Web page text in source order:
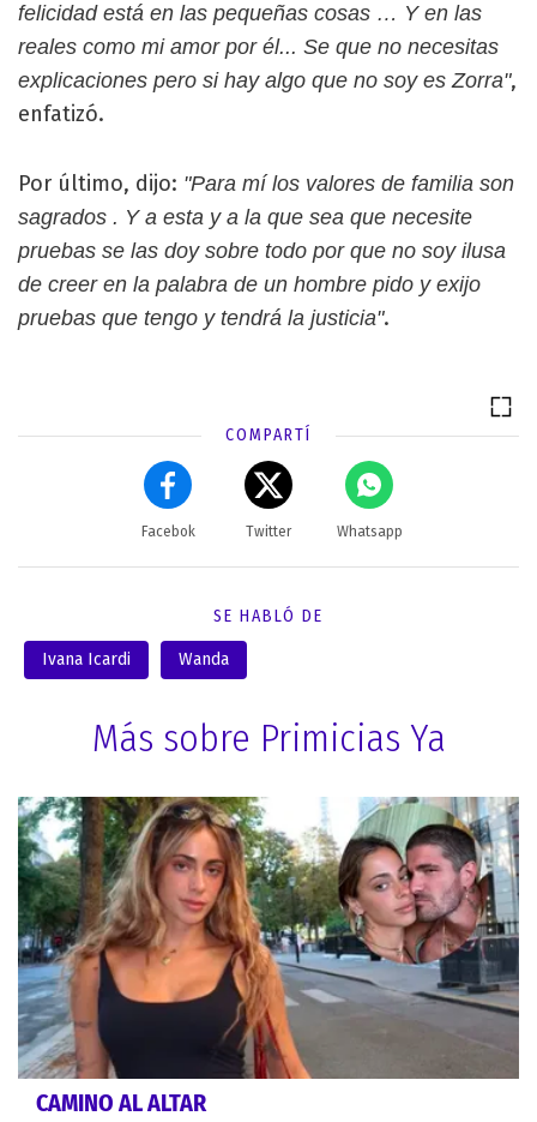
felicidad está en las pequeñas cosas … Y en las
reales como mi amor por él... Se que no necesitas
explicaciones pero si hay algo que no soy es Zorra",
enfatizó.
Por último, dijo: "Para mí los valores de familia son
sagrados . Y a esta y a la que sea que necesite
pruebas se las doy sobre todo por que no soy ilusa
de creer en la palabra de un hombre pido y exijo
pruebas que tengo y tendrá la justicia".
COMPARTÍ
Facebok Twitter Whatsapp
SE HABLÓ DE
Ivana Icardi Wanda
Más sobre Primicias Ya
CAMINO AL ALTAR